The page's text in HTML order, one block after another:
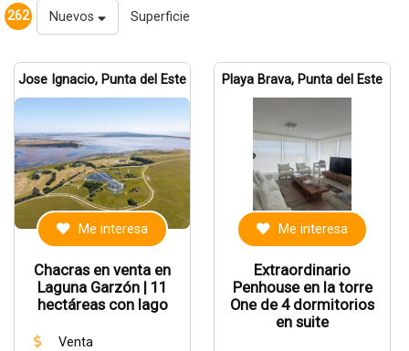
Recordar datos
INGRESAR
Olvidé mi clave Registro
262 Nuevos Superficie
Jose Ignacio, Punta del Este
Me interesa
Chacras en venta en
Laguna Garzón | 11
hectáreas con lago
Venta
Playa Brava, Punta del Este
Me interesa
Extraordinario
Penhouse en la torre
One de 4 dormitorios
en suite